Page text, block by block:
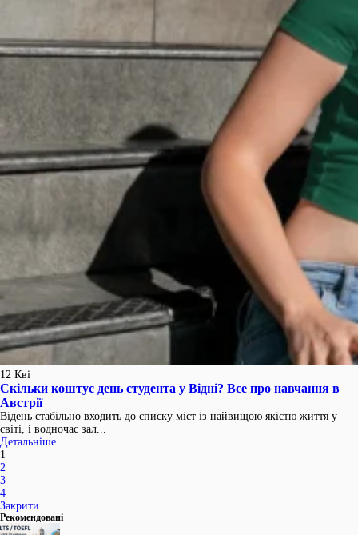
12 Кві
Скільки коштує день студента у Відні? Все про навчання в
Австрії
Відень стабільно входить до списку міст із найвищою якістю життя у
світі, і водночас зал...
Детальніше
1
2
3
4
Закрити
Рекомендовані